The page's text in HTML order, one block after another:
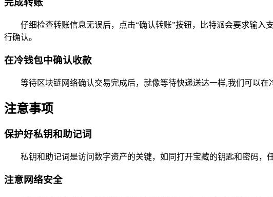
完成转账
仔细检查转账信息无误后，点击“确认转账”按钮，比特派会要求输
行确认。
在冷钱包中确认收款
等待区块链网络确认交易完成后，就像等待快递送达一样,我们可以
注意事项
保护好私钥和助记词
私钥和助记词是访问数字资产的关键，如同打开宝藏的钥匙和密码，
注意网络安全